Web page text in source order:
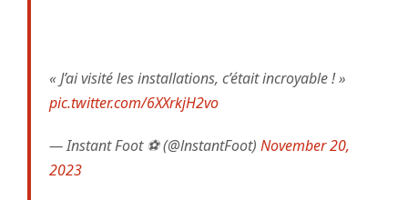
« J’ai visité les installations, c’était incroyable ! »
pic.twitter.com/6XXrkjH2vo
— Instant Foot ⚽️ (@lnstantFoot) November 20,
2023